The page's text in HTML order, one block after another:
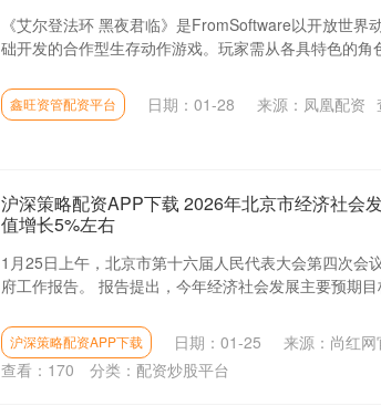
《艾尔登法环 黑夜君临》是FromSoftware以开放世
础开发的合作型生存动作游戏。玩家需从各具特色的
鑫旺资管配资平台 日期：01-28 来源：凤凰配资
沪深策略配资APP下载 2026年北京市经济社会
值增长5%左右
1月25日上午，北京市第十六届人民代表大会第四次会
府工作报告。 报告提出，今年经济社会发展主要预期
沪深策略配资APP下载 日期：01-25
来源：尚红网
查看： 170 分类： 配资炒股平台